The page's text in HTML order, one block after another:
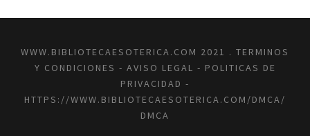
WWW.BIBLIOTECAESOTERICA.COM 2021 . TERMINOS
Y CONDICIONES - AVISO LEGAL - POLITICAS DE
PRIVACIDAD -
HTTPS://WWW.BIBLIOTECAESOTERICA.COM/DMCA/
DMCA